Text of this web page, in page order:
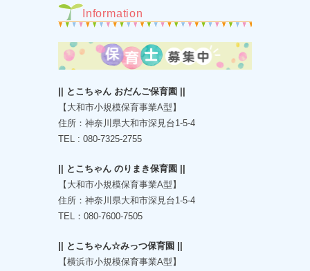
Information
|| とこちゃん おだんご保育園 ||
【大和市小規模保育事業A型】
住所：神奈川県大和市深見台1-5-4
TEL : 080-7325-2755
|| とこちゃん のりまき保育園 ||
【大和市小規模保育事業A型】
住所：神奈川県大和市深見台1-5-4
TEL：080-7600-7505
|| とこちゃん☆みっつ保育園 ||
【横浜市小規模保育事業A型】